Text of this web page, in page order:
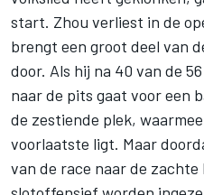
start. Zhou verliest in de
brengt een groot deel van
door. Als hij na 40 van de
naar de pits gaat voor een
de zestiende plek,
voorlaatste ligt. Maar
van de race naar de zachte